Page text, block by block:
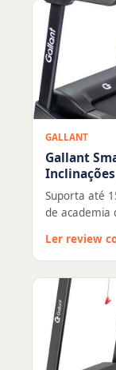
GALLANT
Gallant
Inclinações
Suporta até
de academia
Ler review